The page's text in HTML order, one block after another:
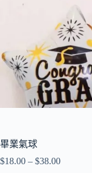
畢業氣球
$18.00 – $38.00